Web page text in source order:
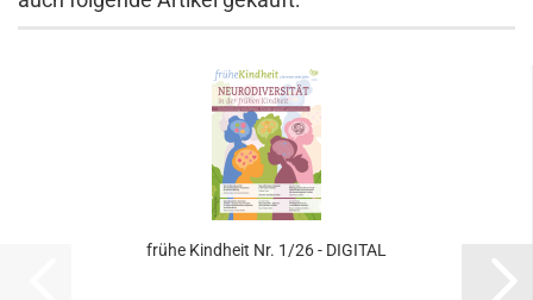
frühe Kindheit Nr. 1/26 - DIGITAL